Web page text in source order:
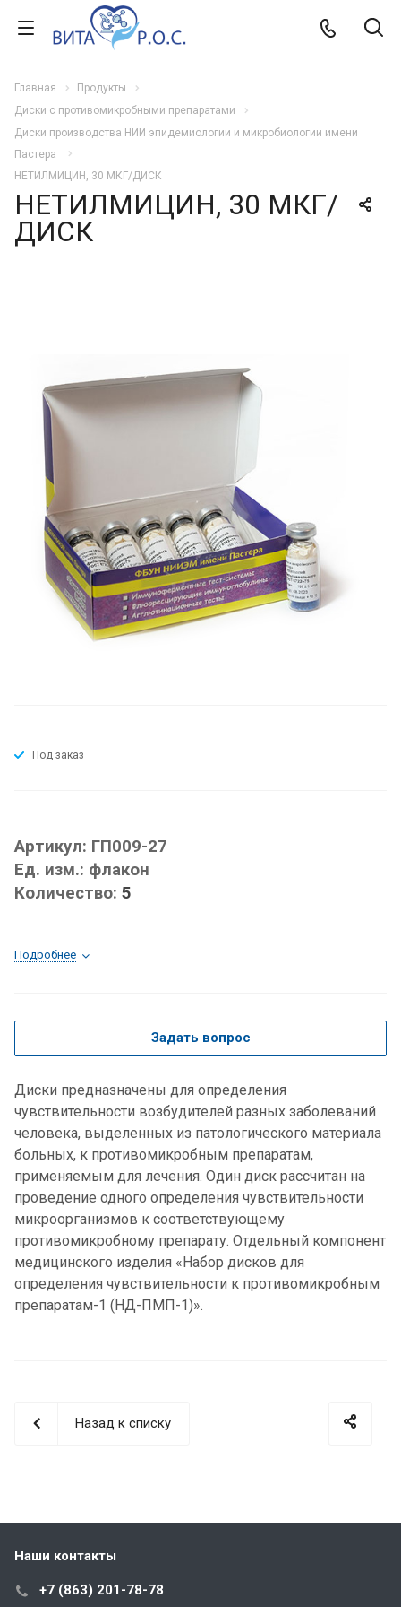
Главная
Продукты
Диски с противомикробными препаратами
Диски производства НИИ эпидемиологии и микробиологии имени
Пастера
НЕТИЛМИЦИН, 30 МКГ/ДИСК
НЕТИЛМИЦИН, 30 МКГ/
ДИСК
Под заказ
Артикул: ГП009-27
Ед. изм.: флакон
Количество: 5
Подробнее
Задать вопрос
Диски предназначены для определения
чувствительности возбудителей разных заболеваний
человека, выделенных из патологического материала
больных, к противомикробным препаратам,
применяемым для лечения. Один диск рассчитан на
проведение одного определения чувствительности
микроорганизмов к соответствующему
противомикробному препарату. Отдельный компонент
медицинского изделия «Набор дисков для
определения чувствительности к противомикробным
препаратам-1 (НД-ПМП-1)».
Назад к списку
Наши контакты
+7 (863) 201-78-78